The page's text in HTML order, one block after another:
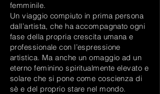
femminile.
Un viaggio compiuto in prima persona
dall’artista, che ha accompagnato ogni
fase della propria crescita umana e
professionale con l’espressione
artistica. Ma anche un omaggio ad un
eterno feminino spiritualmente elevato e
solare che si pone come coscienza di
sè e del proprio stare nel mondo.